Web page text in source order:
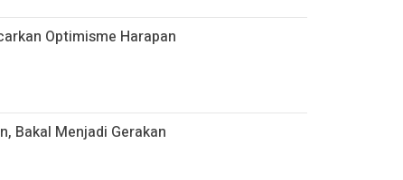
Optimisme Harapan
Bakal Menjadi Gerakan